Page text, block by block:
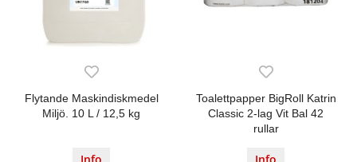
Flytande Maskindiskmedel
Miljö. 10 L / 12,5 kg
Toalettpapper BigRoll Katrin
Classic 2-lag Vit Bal 42
rullar